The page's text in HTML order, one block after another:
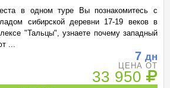
в одном туре Вы познакомитесь с
сибирской деревни 17-19 веков в
"Тальцы", узнаете почему западный
...
7 дн
ЦЕНА ОТ
33 950